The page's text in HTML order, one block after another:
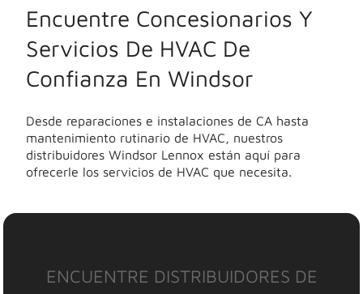
Encuentre Concesionarios Y
Servicios De HVAC De
Confianza En Windsor
Desde reparaciones e instalaciones de CA hasta
mantenimiento rutinario de HVAC, nuestros
distribuidores Windsor Lennox están aquí para
ofrecerle los servicios de HVAC que necesita.
ENCUENTRE DISTRIBUIDORES DE